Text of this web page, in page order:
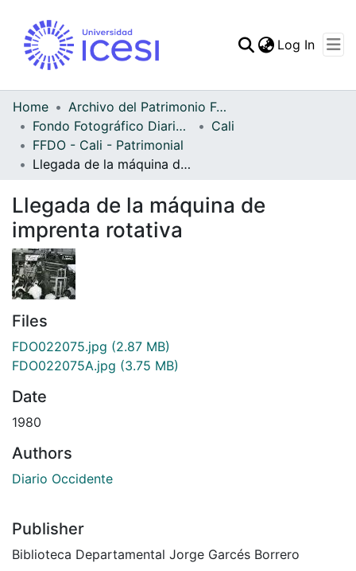
Statistics
Log In
Home
Archivo del Patrimonio Fotográfico y Fílmico del Valle del Cauca
Fondo Fotográfico Diario Occidente
Cali
FFDO - Cali - Patrimonial
Llegada de la máquina de imprenta rotativa
Llegada de la máquina de
imprenta rotativa
Files
FDO022075.jpg (2.87 MB)
FDO022075A.jpg (3.75 MB)
Date
1980
Authors
Diario Occidente
Publisher
Biblioteca Departamental Jorge Garcés Borrero